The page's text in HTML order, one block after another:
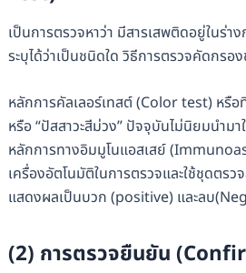
เป็นการตรวจหาว่า มีสารเสพติดอยู่ในร่า
ระบุได้ว่าเป็นชนิดใด วิธีการตรวจคัดกร
หลักการคัลเลอร์เทสต์ (Color test) หรือ
หรือ “ปัสสาวะสีม่วง” ปัจจุบันไม่นิยมนำมา
หลักการทางอิมมูโนแอสเสย์
เครื่องอัตโนมัติในการตรวจและใช้ชุดตรว
แสดงผลเป็นบวก (positive) และลบ
(2) การตรวจยืนยัน